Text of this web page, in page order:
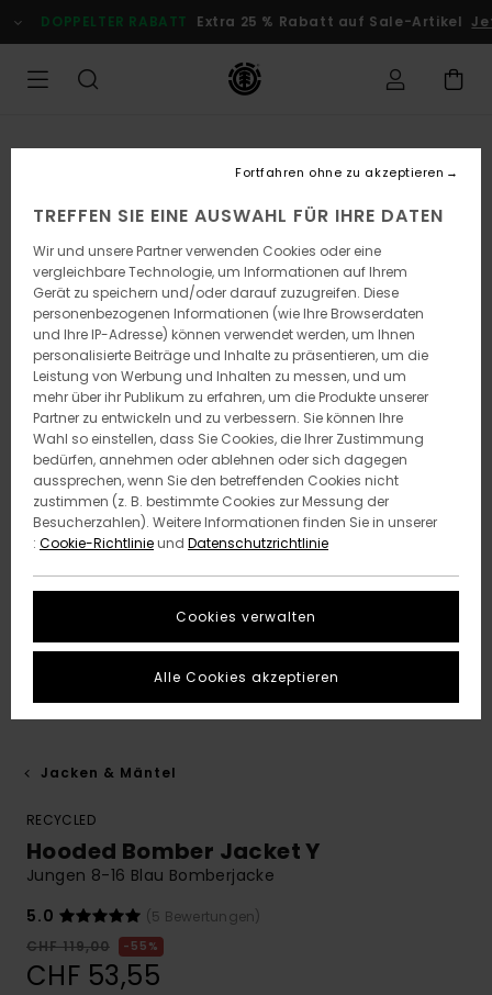
zur
Produktinformation
DOPPELTER RABATT Extra 25 % Rabatt auf Sale-Artikel
Jacken & Mäntel
RECYCLED
Hooded Bomber Jacket Y
Jungen 8-16 Blau Bomberjacke
5.0
(5 Bewertungen)
CHF 119,00
55%
CHF 53,55
TREFFEN SIE EINE AUSWAHL FÜR IHRE DATEN
Wir und unsere Partner verwenden Cookies oder eine
vergleichbare Technologie, um Informationen auf Ihrem
Gerät zu speichern und/oder darauf zuzugreifen. Diese
personenbezogenen Informationen (wie Ihre Browserdaten
und Ihre IP-Adresse) können verwendet werden, um Ihnen
personalisierte Beiträge und Inhalte zu präsentieren, um die
Leistung von Werbung und Inhalten zu messen, und um
mehr über ihr Publikum zu erfahren, um die Produkte unserer
Partner zu entwickeln und zu verbessern. Sie können Ihre
Wahl so einstellen, dass Sie Cookies, die Ihrer Zustimmung
bedürfen, annehmen oder ablehnen oder sich dagegen
aussprechen, wenn Sie den betreffenden Cookies nicht
zustimmen (z. B. bestimmte Cookies zur Messung der
Besucherzahlen). Weitere Informationen finden Sie in unserer
: Cookie-Richtlinieund Datenschutzrichtlinie
Cookies verwalten
Fortfahren ohne zu akzeptieren
Alle Cookies akzeptieren